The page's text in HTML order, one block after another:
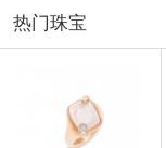
热门珠宝